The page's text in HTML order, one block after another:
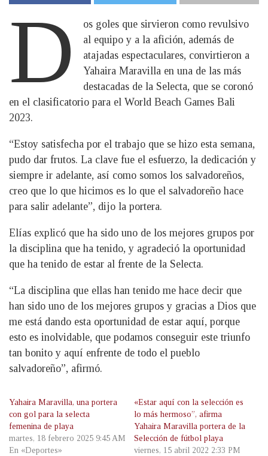
D
os goles que sirvieron como revulsivo
al equipo y a la afición, además de
atajadas espectaculares, convirtieron a
Yahaira Maravilla en una de las más
destacadas de la Selecta, que se coronó
en el clasificatorio para el World Beach Games Bali
2023.
“Estoy satisfecha por el trabajo que se hizo esta semana,
pudo dar frutos. La clave fue el esfuerzo, la dedicación y
siempre ir adelante, así como somos los salvadoreños,
creo que lo que hicimos es lo que el salvadoreño hace
para salir adelante”, dijo la portera.
Elías explicó que ha sido uno de los mejores grupos por
la disciplina que ha tenido, y agradeció la oportunidad
que ha tenido de estar al frente de la Selecta.
“La disciplina que ellas han tenido me hace decir que
han sido uno de los mejores grupos y gracias a Dios que
me está dando esta oportunidad de estar aquí, porque
esto es inolvidable, que podamos conseguir este triunfo
tan bonito y aquí enfrente de todo el pueblo
salvadoreño”, afirmó.
Yahaira Maravilla, una portera
con gol para la selecta
femenina de playa
martes, 18 febrero 2025 9:45 AM
En «Deportes»
«Estar aquí con la selección es
lo más hermoso”, afirma
Yahaira Maravilla portera de la
Selección de fútbol playa
viernes, 15 abril 2022 2:33 PM